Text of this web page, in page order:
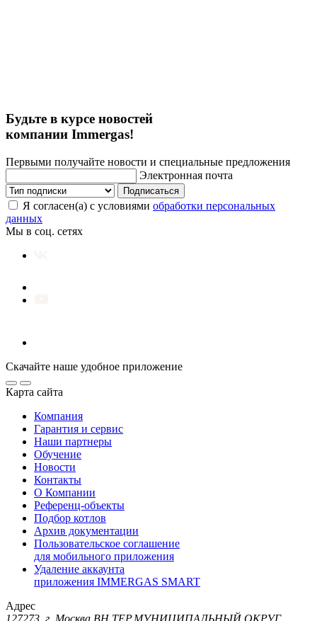
Будьте в курсе новостей
компании Immergas!
Первыми получайте новости и специальные предложения
Электронная почта
Подписаться
Я согласен(а) с условиями обработки персональных
данных
Мы в соц. сетях
Скачайте наше удобное приложение
Карта сайта
Компания
Гарантия и сервис
Наши партнеры
Обучение
Новости
Контакты
О Компании
Референц-объекты
Подбор котлов
Архив документации
Пользовательское соглашение
для мобильного приложения
Удаление аккаунта
приложения IMMERGAS SMART
Адрес
127273, г. Москва ВН.ТЕР.МУНИЦИПАЛЬНЫЙ ОКРУГ